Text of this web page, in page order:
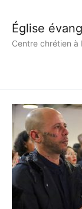
Église
Centre chrétien à